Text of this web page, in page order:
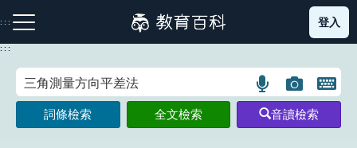
到
主
:::
注音索引圖示 筆畫索引圖示 部首索引表圖示
登入
:::
語
言
搜
圖
片
搜
開
鍵
詞條檢索 全文檢索 音讀檢索